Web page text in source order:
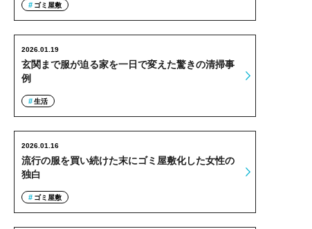
ゴミ屋敷
玄関まで服が迫る家を一日で変えた驚きの清掃事
例
2026.01.19
生活
流行の服を買い続けた末にゴミ屋敷化した女性の
独白
2026.01.16
ゴミ屋敷